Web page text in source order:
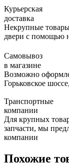
Курьерская
доставка
Некрупные
двери с помощью
Самовывоз
в магазине
Возможно
Горьковское
Транспортные
компании
Для крупных
запчасти, мы
компании
Похожие